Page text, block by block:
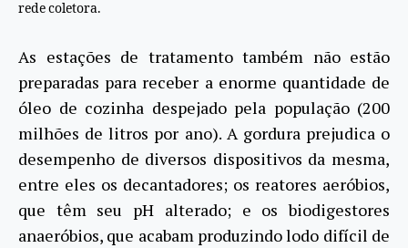
rede coletora.
As estações de tratamento também não estão
preparadas para receber a enorme quantidade de
óleo de cozinha despejado pela população (200
milhões de litros por ano). A gordura prejudica o
desempenho de diversos dispositivos da mesma,
entre eles os decantadores; os reatores aeróbios,
que têm seu pH alterado; e os biodigestores
anaeróbios, que acabam produzindo lodo difícil de